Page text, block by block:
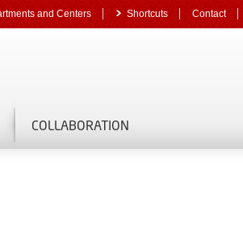
and Centers Shortcuts Contact
COLLABORATION